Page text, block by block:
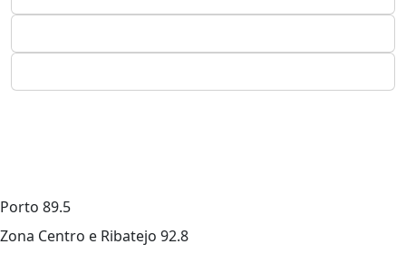
Porto 89.5
Zona Centro e Ribatejo 92.8